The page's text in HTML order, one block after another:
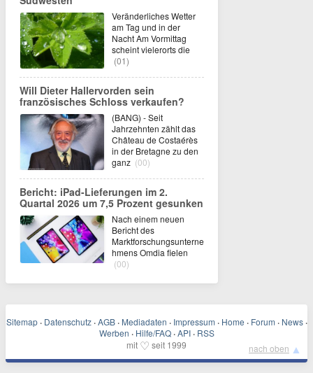
Veränderliches Wetter
am Tag und in der
Nacht Am Vormittag
scheint vielerorts die
(01)
Will Dieter Hallervorden sein
französisches Schloss verkaufen?
(BANG) - Seit
Jahrzehnten zählt das
Château de Costaérès
in der Bretagne zu den
ganz (00)
Bericht: iPad-Lieferungen im 2.
Quartal 2026 um 7,5 Prozent gesunken
Nach einem neuen
Bericht des
Marktforschungsunterne
hmens Omdia fielen
(00)
Sitemap · Datenschutz · AGB · Mediadaten · Impressum · Home · Forum · News ·
Werben · Hilfe/FAQ · API · RSS
mit ♡ seit 1999 nach oben ▲